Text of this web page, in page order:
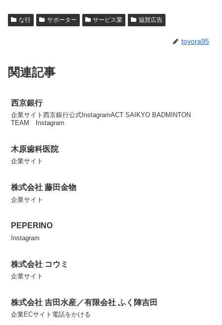
な行 サポーター サービス業 協賛広告
toyora95
関連記事
西京銀行
企業サイト西京銀行公式InstagramACT SAIKYO BADMINTON
TEAM Instagram
木原歯科医院
企業サイト
株式会社 藤田金物
企業サイト
PEPERINO
Instagram
株式会社 コウミ
企業サイト
株式会社 吉田水産／有限会社 ふく陣吉田
企業ECサイト電話をかける